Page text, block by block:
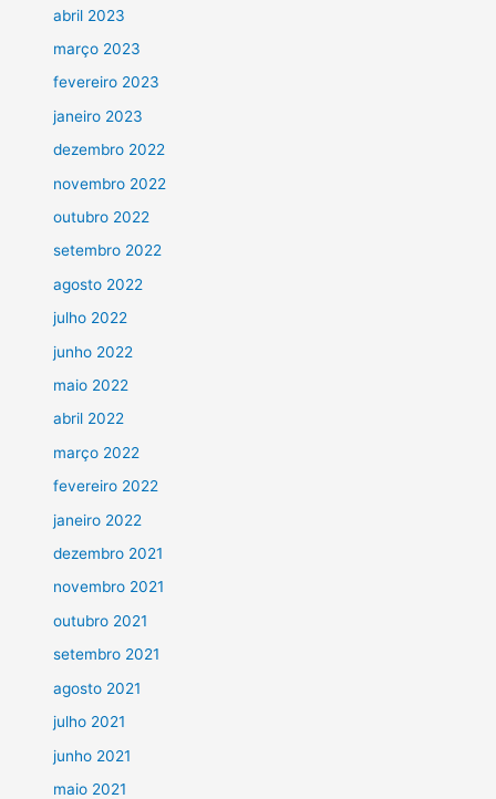
abril 2023
março 2023
fevereiro 2023
janeiro 2023
dezembro 2022
novembro 2022
outubro 2022
setembro 2022
agosto 2022
julho 2022
junho 2022
maio 2022
abril 2022
março 2022
fevereiro 2022
janeiro 2022
dezembro 2021
novembro 2021
outubro 2021
setembro 2021
agosto 2021
julho 2021
junho 2021
maio 2021